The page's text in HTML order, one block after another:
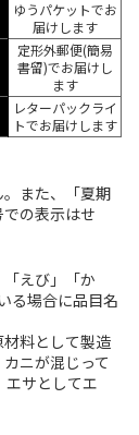
ゆうパケットでお
届けします
定形外郵便(簡易
書留)でお届けし
ます
レターパックライ
トでお届けします
また、「夏期
の表示はせ
えび」「か
る場合に品目名
料として製造
ニが混じって
エサとしてエ